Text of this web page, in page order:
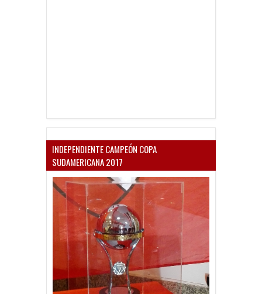
INDEPENDIENTE CAMPEÓN COPA
SUDAMERICANA 2017